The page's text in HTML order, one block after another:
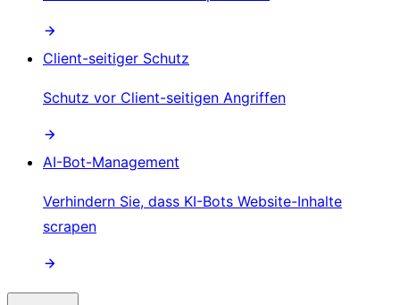
Client-seitiger Schutz
Schutz vor Client-seitigen Angriffen
AI-Bot-Management
Verhindern Sie, dass KI-Bots Website-Inhalte
scrapen